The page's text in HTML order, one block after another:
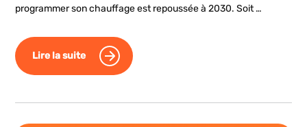
programmer son chauffage est repoussée à 2030. Soit …
Lire la suite